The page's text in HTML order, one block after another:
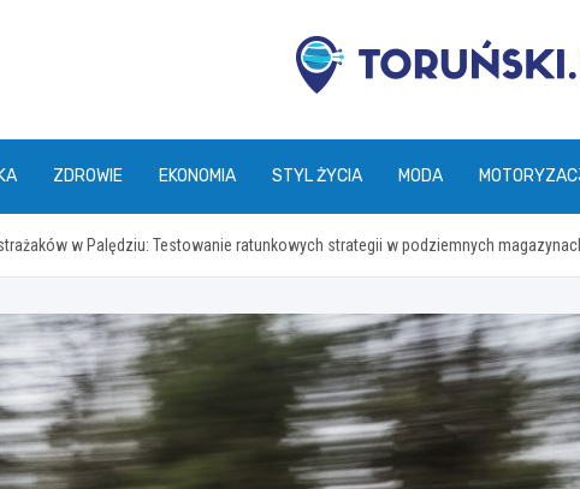
torunski.pl
ZDROWIE EKONOMIA STYL ŻYCIA MODA
w Palędziu: Testowanie ratunkowych strategii w podziemnych